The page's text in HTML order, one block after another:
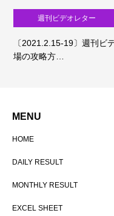
週刊ビデオレター
〔2021.2.15-19〕週刊ビ
場の攻略方…
MENU
HOME
DAILY RESULT
MONTHLY RESULT
EXCEL SHEET